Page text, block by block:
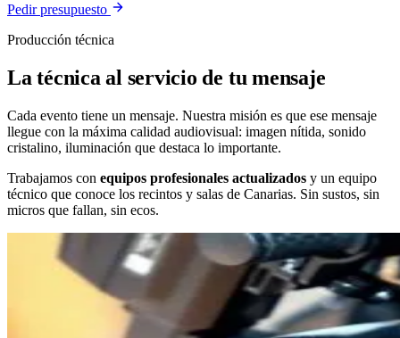
Pedir presupuesto
Producción técnica
La técnica al servicio de tu mensaje
Cada evento tiene un mensaje. Nuestra misión es que ese mensaje
llegue con la máxima calidad audiovisual: imagen nítida, sonido
cristalino, iluminación que destaca lo importante.
Trabajamos con equipos profesionales actualizados y un equipo
técnico que conoce los recintos y salas de Canarias. Sin sustos, sin
micros que fallan, sin ecos.